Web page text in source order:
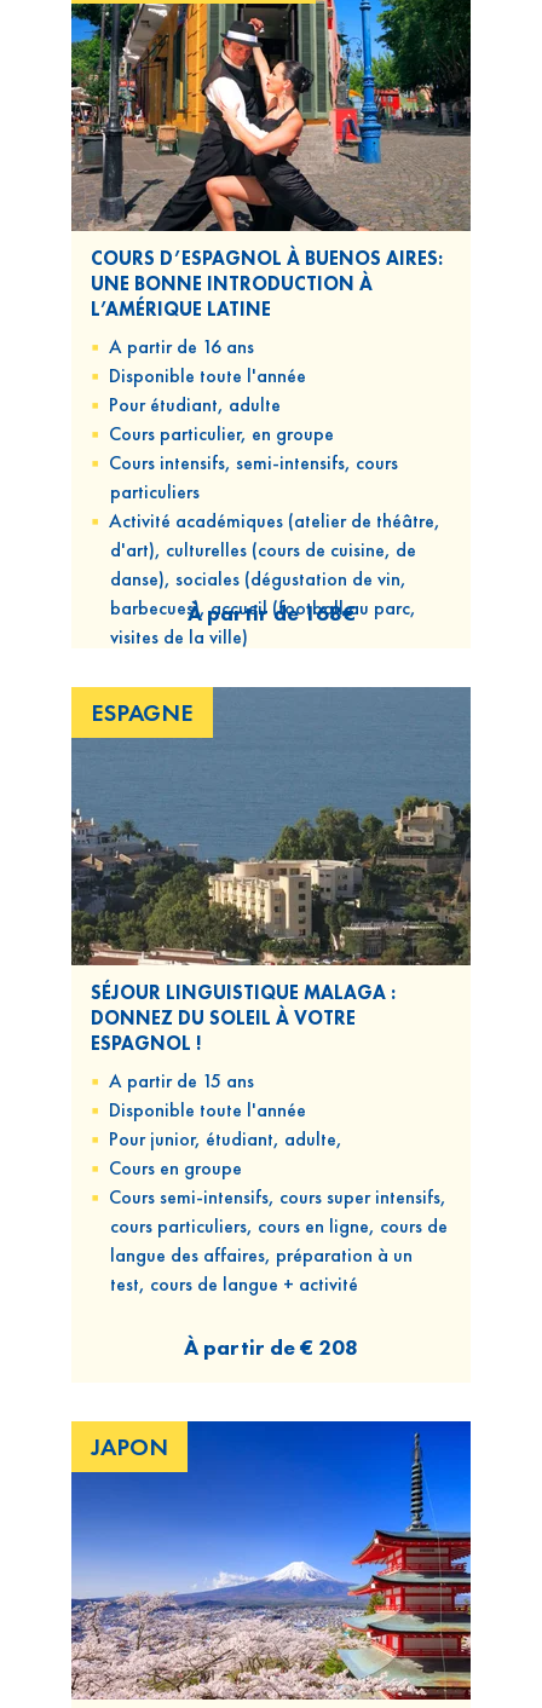
COURS D’ESPAGNOL À BUENOS AIRES:
UNE BONNE INTRODUCTION À
L’AMÉRIQUE LATINE
A partir de 16 ans
Disponible toute l'année
Pour étudiant, adulte
Cours particulier, en groupe
Cours intensifs, semi-intensifs, cours
particuliers
Activité académiques (atelier de théâtre,
d'art), culturelles (cours de cuisine, de
danse), sociales (dégustation de vin,
barbecues), accueil (football au parc,
visites de la ville)
À partir de168€
ESPAGNE
SÉJOUR LINGUISTIQUE MALAGA :
DONNEZ DU SOLEIL À VOTRE
ESPAGNOL !
A partir de 15 ans
Disponible toute l'année
Pour junior, étudiant, adulte,
Cours en groupe
Courssemi-intensifs, cours super intensifs,
cours particuliers, cours en ligne, cours de
langue des affaires, préparation à un
test, cours de langue + activité
À partir de€ 208
JAPON